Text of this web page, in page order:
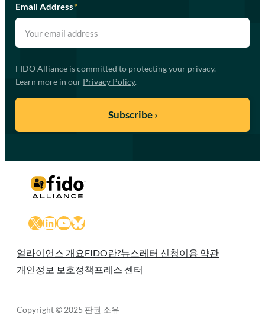
Email Address*
FIDO Alliance is committed to protecting your privacy.
Learn more in our Privacy Policy.
X LinkedIn
YouTube
Bluesky
얼라이언스 개요FIDO란?뉴스레터 신청이용 약관
개인정보 보호정책 프레스 센터
Copyright © 2025 판권 소유